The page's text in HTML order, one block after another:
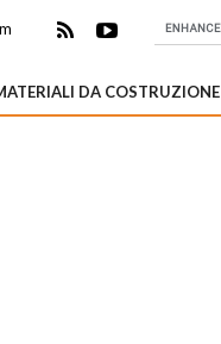
DA COSTRUZIONE